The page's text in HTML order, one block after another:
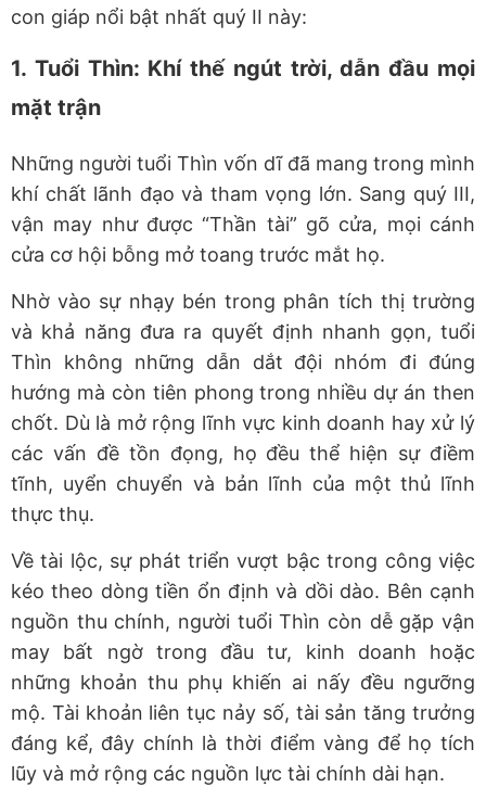
con giáp nổi bật nhất quý II này:
1. Tuổi Thìn: Khí thế ngút trời, dẫn đầu mọi
mặt trận
Những người tuổi Thìn vốn dĩ đã mang trong mình
khí chất lãnh đạo và tham vọng lớn. Sang quý III,
vận may như được “Thần tài” gõ cửa, mọi cánh
cửa cơ hội bỗng mở toang trước mắt họ.
Nhờ vào sự nhạy bén trong phân tích thị trường
và khả năng đưa ra quyết định nhanh gọn, tuổi
Thìn không những dẫn dắt đội nhóm đi đúng
hướng mà còn tiên phong trong nhiều dự án then
chốt. Dù là mở rộng lĩnh vực kinh doanh hay xử lý
các vấn đề tồn đọng, họ đều thể hiện sự điềm
tĩnh, uyển chuyển và bản lĩnh của một thủ lĩnh
thực thụ.
Về tài lộc, sự phát triển vượt bậc trong công việc
kéo theo dòng tiền ổn định và dồi dào. Bên cạnh
nguồn thu chính, người tuổi Thìn còn dễ gặp vận
may bất ngờ trong đầu tư, kinh doanh hoặc
những khoản thu phụ khiến ai nấy đều ngưỡng
mộ. Tài khoản liên tục nảy số, tài sản tăng trưởng
đáng kể, đây chính là thời điểm vàng để họ tích
lũy và mở rộng các nguồn lực tài chính dài hạn.